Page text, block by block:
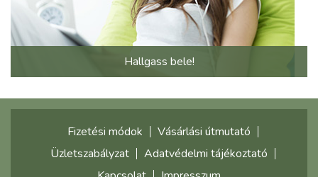
Hallgass bele!
Fizetési módok
Vásárlási útmutató
Üzletszabályzat
Adatvédelmi tájékoztató